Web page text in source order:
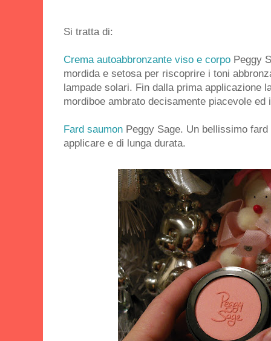
Si tratta di:
Crema autoabbronzante viso e corpo Peggy
mordida e setosa per riscoprire i toni
lampade solari. Fin dalla prima applicazione
mordiboe ambrato decisamente piacevole ed
Fard saumon Peggy Sage. Un bellissimo
applicare e di lunga durata.